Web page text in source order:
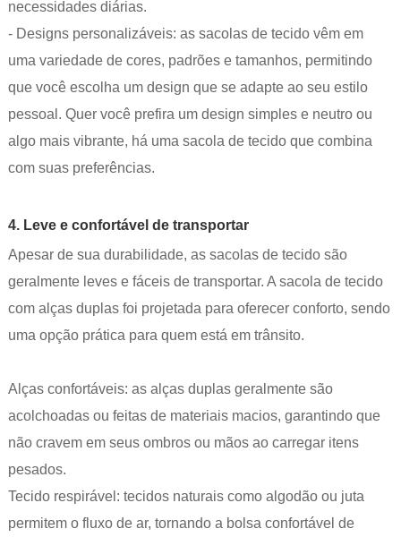
necessidades diárias.
- Designs personalizáveis: as sacolas de tecido vêm em
uma variedade de cores, padrões e tamanhos, permitindo
que você escolha um design que se adapte ao seu estilo
pessoal. Quer você prefira um design simples e neutro ou
algo mais vibrante, há uma sacola de tecido que combina
com suas preferências.
4. Leve e confortável de transportar
Apesar de sua durabilidade, as sacolas de tecido são
geralmente leves e fáceis de transportar. A sacola de tecido
com alças duplas foi projetada para oferecer conforto, sendo
uma opção prática para quem está em trânsito.
Alças confortáveis: as alças duplas geralmente são
acolchoadas ou feitas de materiais macios, garantindo que
não cravem em seus ombros ou mãos ao carregar itens
pesados.
Tecido respirável: tecidos naturais como algodão ou juta
permitem o fluxo de ar, tornando a bolsa confortável de